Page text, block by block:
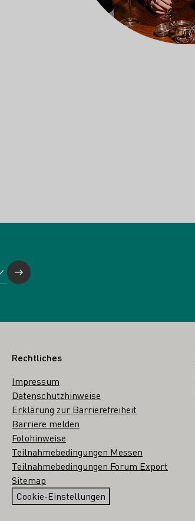
Rechtliches
Impressum
Datenschutzhinweise
Erklärung zur Barrierefreiheit
Barriere melden
Fotohinweise
Teilnahmebedingungen Messen
Teilnahmebedingungen Forum Export
Sitemap
Cookie-Einstellungen